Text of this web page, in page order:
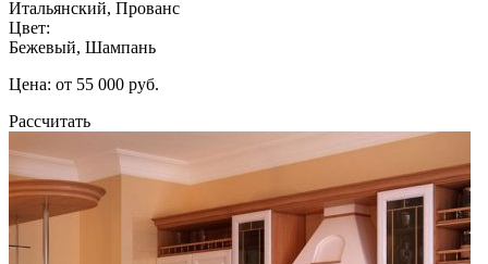
Итальянский, Прованс
Цвет:
Бежевый, Шампань
Цена: от 55 000 руб.
Рассчитать